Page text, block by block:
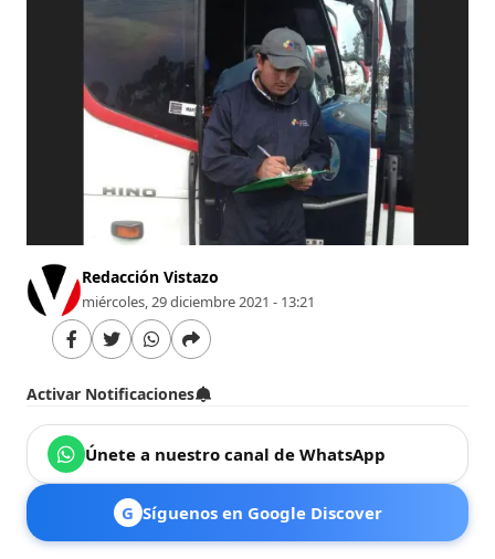
Redacción Vistazo
miércoles, 29 diciembre 2021 - 13:21
Activar Notificaciones
Únete a nuestro canal de WhatsApp
G Síguenos en Google Discover